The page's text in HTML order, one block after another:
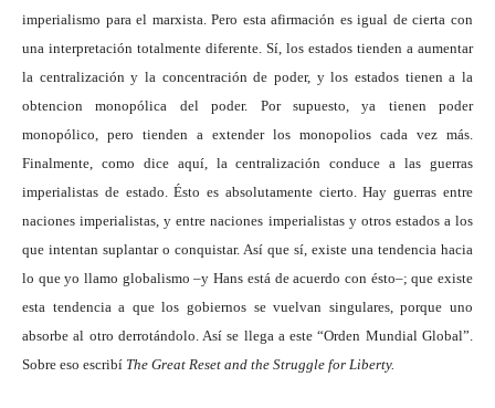
imperialismo para el marxista. Pero esta afirmación es igual de cierta con
una interpretación totalmente diferente. Sí, los estados tienden a aumentar
la centralización y la concentración de poder, y los estados tienen a la
obtencion monopólica del poder. Por supuesto, ya tienen poder
monopólico, pero tienden a extender los monopolios cada vez más.
Finalmente, como dice aquí, la centralización conduce a las guerras
imperialistas de estado. Ésto es absolutamente cierto. Hay guerras entre
naciones imperialistas, y entre naciones imperialistas y otros estados a los
que intentan suplantar o conquistar. Así que sí, existe una tendencia hacia
lo que yo llamo globalismo –y Hans está de acuerdo con ésto–; que existe
esta tendencia a que los gobiernos se vuelvan singulares, porque uno
absorbe al otro derrotándolo. Así se llega a este “Orden Mundial Global”.
Sobre eso escribí The Great Reset and the Struggle for Liberty.